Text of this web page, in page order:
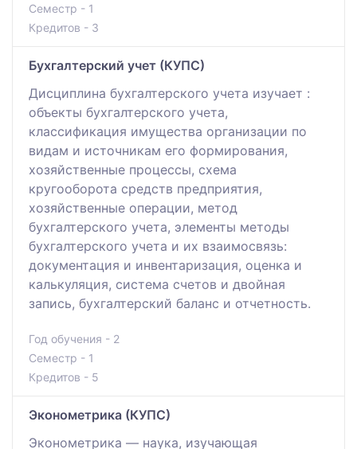
Семестр - 1
Кредитов - 3
Бухгалтерский учет (КУПС)
Дисциплина бухгалтерского учета изучает :
объекты бухгалтерского учета,
классификация имущества организации по
видам и источникам его формирования,
хозяйственные процессы, схема
кругооборота средств предприятия,
хозяйственные операции, метод
бухгалтерского учета, элементы методы
бухгалтерского учета и их взаимосвязь:
документация и инвентаризация, оценка и
калькуляция, система счетов и двойная
запись, бухгалтерский баланс и отчетность.
Год обучения - 2
Семестр - 1
Кредитов - 5
Эконометрика (КУПС)
Эконометрика — наука, изучающая